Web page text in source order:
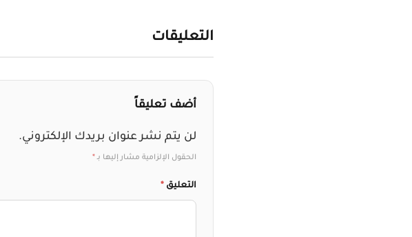
التعليقات
أضف تعليقاً
لن يتم نشر عنوان بريدك الإلكتروني.
الحقول الإلزامية مشار إليها بـ*
التعليق *